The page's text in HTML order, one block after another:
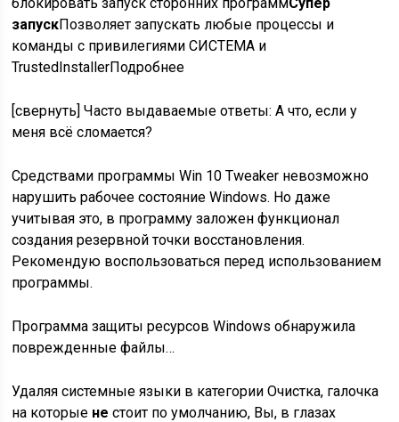
запускПозволяет запускать любые процессы и
команды с привилегиями СИСТЕМА и
TrustedInstallerПодробнее
[свернуть] Часто выдаваемые ответы: А что, если у
меня всё сломается?
Средствами программы Win 10 Tweaker невозможно
нарушить рабочее состояние Windows. Но даже
учитывая это, в программу заложен функционал
создания резервной точки восстановления.
Рекомендую воспользоваться перед использованием
программы.
Программа защиты ресурсов Windows обнаружила
поврежденные файлы…
Удаляя системные языки в категории Очистка, галочка
на которые не стоит по умолчанию, Вы, в глазах